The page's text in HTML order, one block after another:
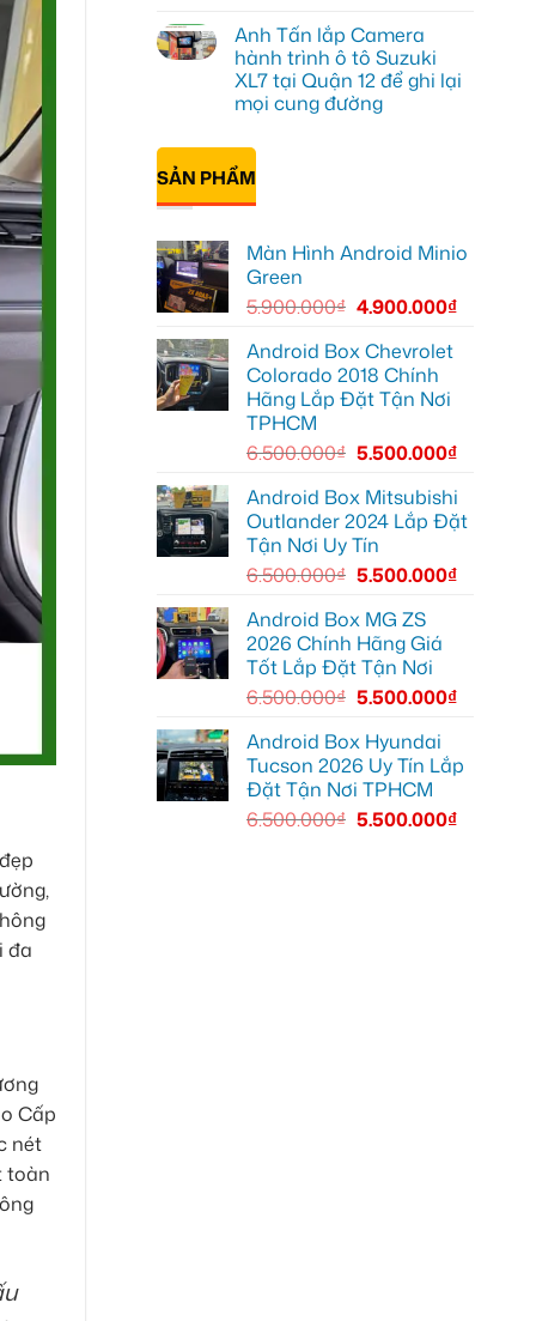
đa
Cấp
nét
toàn
Suzuki
XL7
tại
Quận
9
vì
zin
tiện
Android
box
Geely
EX2
tại
Quận
cấp
giải
trí
bình
luận
ở
Chú
Bảy
độ
gầm
tô
cho
Ford
Thủ
Đức
cần
ánh
sáng
hơn
Anh Tấn lắp Camera
hành trình ô tô Suzuki
XL7 tại Quận 12 để ghi lại
mọi cung đường
có
luận
ở
Anh
Camera
hành
trình
XL7
tại
Quận
ghi
mọi
SẢN PHẨM
Màn Hình Android Minio
Green
5.900.000₫ 4.900.000₫
Android Box Chevrolet
Colorado 2018 Chính
Hãng Lắp Đặt Tận Nơi
TPHCM
6.500.000₫ 5.500.000₫
Android Box Mitsubishi
Outlander 2024 Lắp Đặt
Tận Nơi Uy Tín
6.500.000₫ 5.500.000₫
Android Box MG ZS
2026 Chính Hãng Giá
Tốt Lắp Đặt Tận Nơi
6.500.000₫ 5.500.000₫
Android Box Hyundai
Tucson 2026 Uy Tín Lắp
Đặt Tận Nơi TPHCM
6.500.000₫ 5.500.000₫